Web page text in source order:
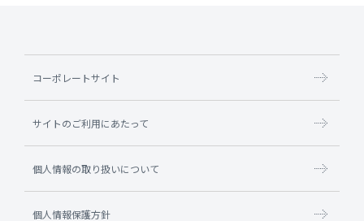
コーポレートサイト
サイトのご利用にあたって
個人情報の取り扱いについて
個人情報保護方針